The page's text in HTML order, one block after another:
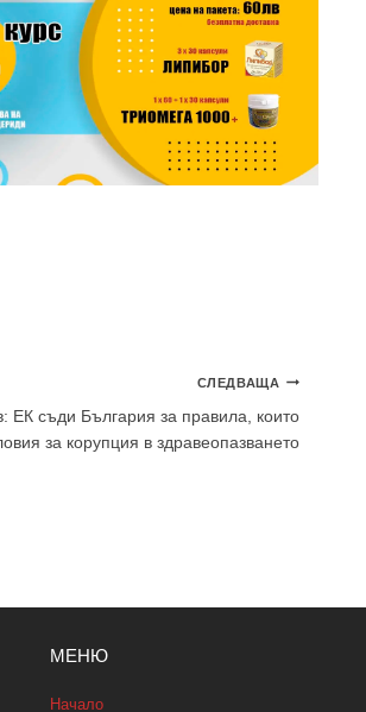
СЛЕДВАЩА
ЕК съди България за правила, които
за корупция в здравеопазването
МЕНЮ
Начало